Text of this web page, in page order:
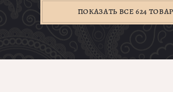
ПОКАЗАТЬ ВСЕ 624